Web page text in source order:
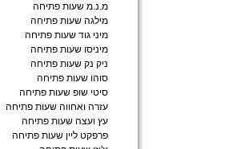
מ.נ.מ שעות פתיחה
מילגה שעות פתיחה
מיני גוד שעות פתיחה
מיניסו שעות פתיחה
ניק נק שעות פתיחה
סוהו שעות פתיחה
סיטי שופ שעות פתיחה
עזרה ואחווה שעות פתיחה
עץ ועצה שעות פתיחה
פרפקט ליין שעות פתיחה